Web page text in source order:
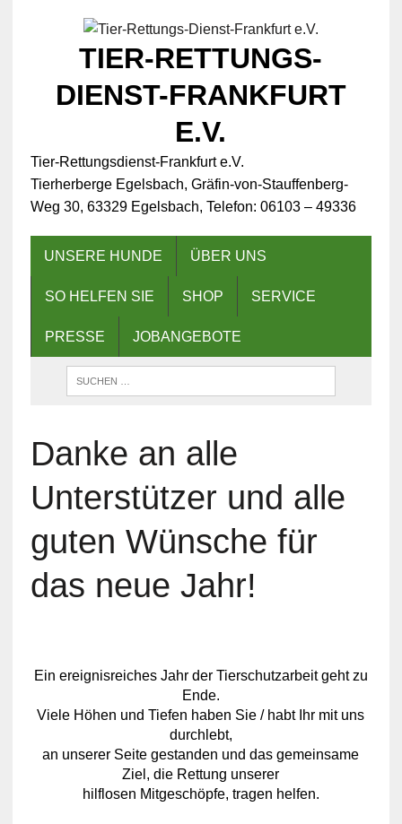
TIER-RETTUNGS-
DIENST-FRANKFURT
E.V.
Tier-Rettungsdienst-Frankfurt e.V.
Tierherberge Egelsbach, Gräfin-von-Stauffenberg-
Weg 30, 63329 Egelsbach, Telefon: 06103 – 49336
UNSERE HUNDE ÜBER UNS
SO HELFEN SIE SHOP SERVICE
PRESSE JOBANGEBOTE
Danke an alle
Unterstützer und alle
guten Wünsche für
das neue Jahr!
Ein ereignisreiches Jahr der Tierschutzarbeit geht zu
Ende.
Viele Höhen und Tiefen haben Sie / habt Ihr mit uns
durchlebt,
an unserer Seite gestanden und das gemeinsame
Ziel, die Rettung unserer
hilflosen Mitgeschöpfe, tragen helfen.